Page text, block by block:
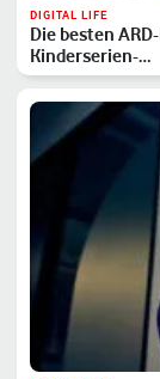
DIGITAL LIFE
Die besten
Kinderserien-…